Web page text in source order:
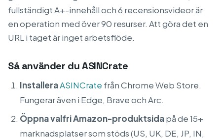
fullständigt A+-innehåll och 6 recensionsvideor är
en operation med över 90 resurser. Att göra det en
URL i taget är inget arbetsflöde.
Så använder du ASINCrate
InstalleraASINCrate från Chrome Web Store.
Fungerar även i Edge, Brave och Arc.
Öppna valfri Amazon-produktsidapå de 15+
marknadsplatser som stöds (US, UK, DE, JP, IN,